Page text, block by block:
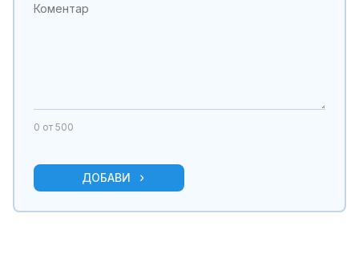
0 от 500
ДОБАВИ